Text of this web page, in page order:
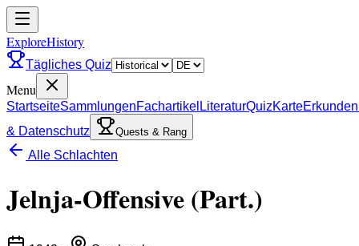
ExploreHistory
Tägliches Quiz
Menu
StartseiteSammlungenFachartikel LiteraturQuizKarteErkunden
& Datenschutz
Quests & Rang
Alle Schlachten
Jelnja-Offensive (Part.)